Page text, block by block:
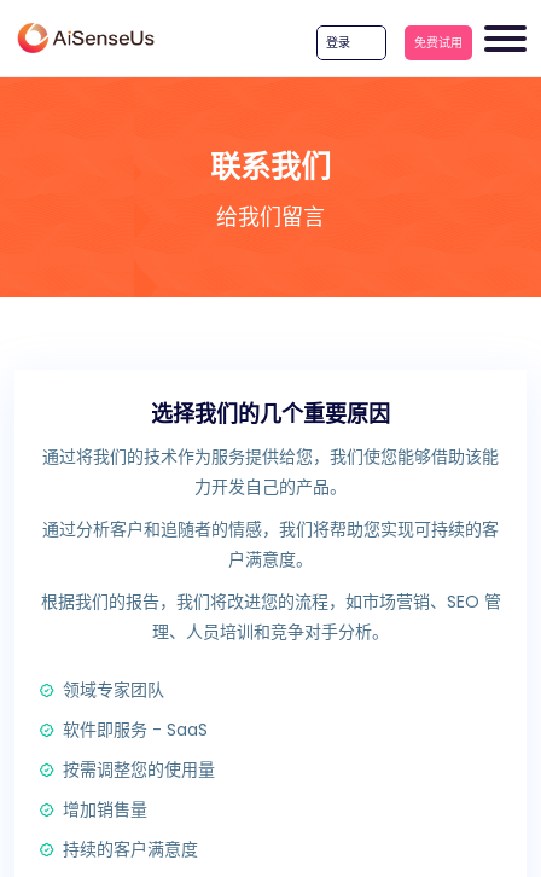
登录 免费试用
联系我们
给我们留言
选择我们的几个重要原因
通过将我们的技术作为服务提供给您，我们使您能够借助该能
力开发自己的产品。
通过分析客户和追随者的情感，我们将帮助您实现可持续的客
户满意度。
根据我们的报告，我们将改进您的流程，如市场营销、SEO 管
理、人员培训和竞争对手分析。
领域专家团队
软件即服务 - SaaS
按需调整您的使用量
增加销售量
持续的客户满意度